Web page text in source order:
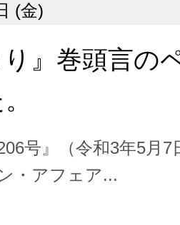
(金)
り』巻頭言の
号』（令和3年5月
・アフェア...